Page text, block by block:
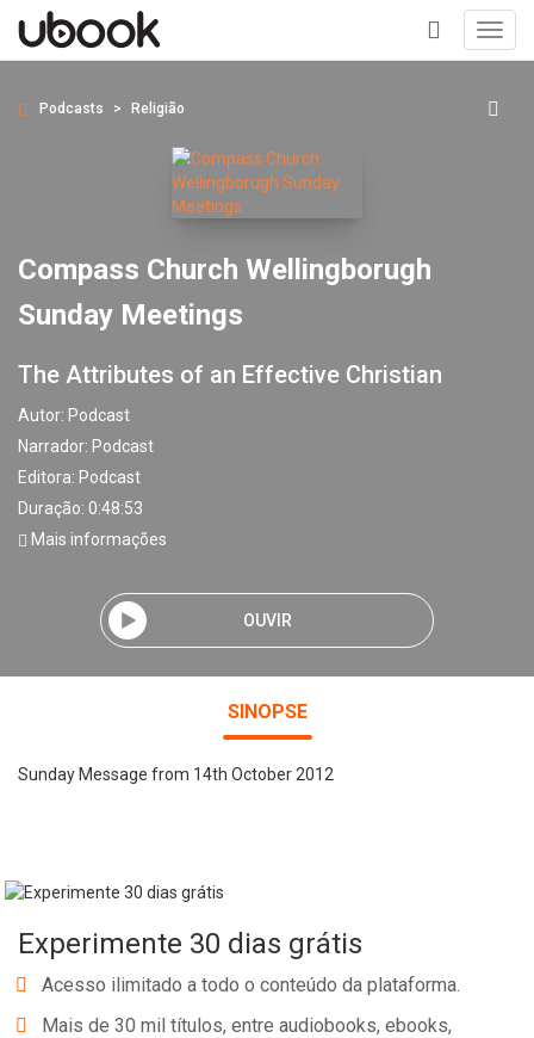
+
Podcasts Religião
Compass Church Wellingborugh
Sunday Meetings
The Attributes of an Effective Christian
Autor: Podcast
Narrador: Podcast
Editora: Podcast
Duração: 0:48:53
Mais informações
OUVIR
SINOPSE
Sunday Message from 14th October 2012
Experimente 30 dias grátis
Acesso ilimitado a todo o conteúdo da plataforma.
Mais de 30 mil títulos, entre audiobooks, ebooks,